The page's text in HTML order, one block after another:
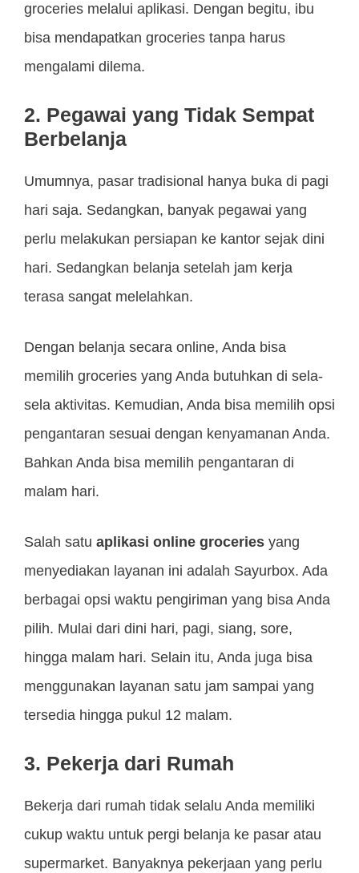
groceries melalui aplikasi. Dengan begitu, ibu
bisa mendapatkan groceries tanpa harus
mengalami dilema.
2. Pegawai yang Tidak Sempat
Berbelanja
Umumnya, pasar tradisional hanya buka di pagi
hari saja. Sedangkan, banyak pegawai yang
perlu melakukan persiapan ke kantor sejak dini
hari. Sedangkan belanja setelah jam kerja
terasa sangat melelahkan.
Dengan belanja secara online, Anda bisa
memilih groceries yang Anda butuhkan di sela-
sela aktivitas. Kemudian, Anda bisa memilih opsi
pengantaran sesuai dengan kenyamanan Anda.
Bahkan Anda bisa memilih pengantaran di
malam hari.
Salah satu aplikasi online groceries yang
menyediakan layanan ini adalah Sayurbox. Ada
berbagai opsi waktu pengiriman yang bisa Anda
pilih. Mulai dari dini hari, pagi, siang, sore,
hingga malam hari. Selain itu, Anda juga bisa
menggunakan layanan satu jam sampai yang
tersedia hingga pukul 12 malam.
3. Pekerja dari Rumah
Bekerja dari rumah tidak selalu Anda memiliki
cukup waktu untuk pergi belanja ke pasar atau
supermarket. Banyaknya pekerjaan yang perlu